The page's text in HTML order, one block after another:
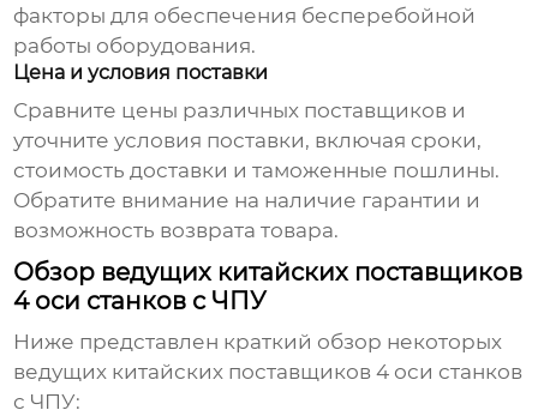
факторы для обеспечения бесперебойной
работы оборудования.
Цена и условия поставки
Сравните цены различных поставщиков и
уточните условия поставки, включая сроки,
стоимость доставки и таможенные пошлины.
Обратите внимание на наличие гарантии и
возможность возврата товара.
Обзор ведущих китайских поставщиков
4 оси станков с ЧПУ
Ниже представлен краткий обзор некоторых
ведущих китайских поставщиков 4 оси станков
с ЧПУ: